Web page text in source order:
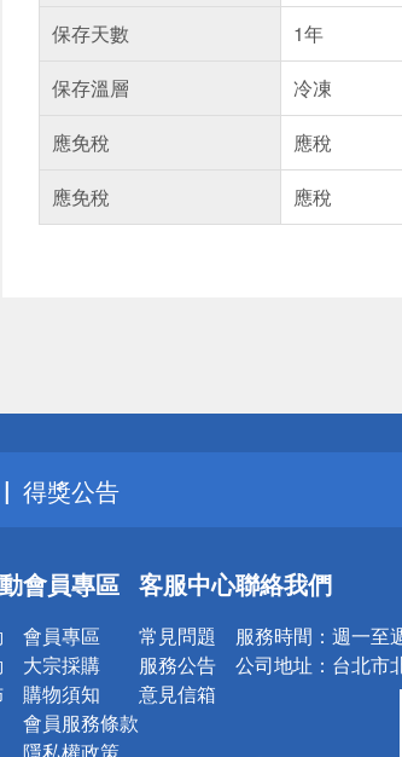
保存天數
1年
保存溫層
冷凍
應免稅
應稅
應免稅
應稅
詐騙網頁！請小心！
得獎公告
熱門話題
銀行優惠
詐騙網頁！請小心！
會員專區
會員專區
大宗採購
購物須知
會員服務條款
隱私權政策
客服中心
常見問題
服務公告
意見信箱
聯絡我們
服務時間： 週一至
公司地址： 台北市